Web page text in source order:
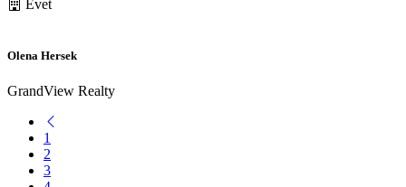
Evet
Olena Hersek
GrandView Realty
1
2
3